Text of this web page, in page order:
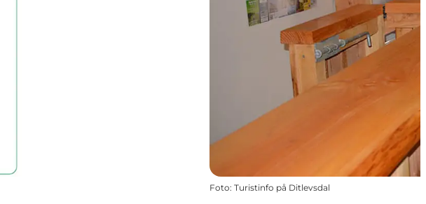
Foto: Turistinfo på Ditlevsdal